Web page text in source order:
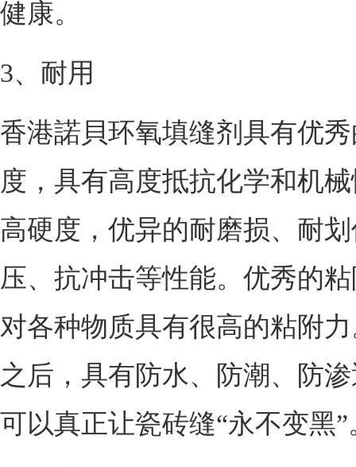
健康。
3、耐用
香港諾貝环氧填缝剂具有优
度，具有高度抵抗化学和机
高硬度，优异的耐磨损、耐
压、抗冲击等性能。优秀的
对各种物质具有很高的粘附
之后，具有防水、防潮、防
可以真正让瓷砖缝“永不变黑”